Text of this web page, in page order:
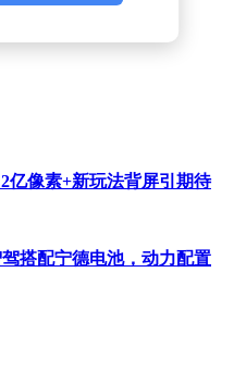
亿像素+新玩法背屏引期待
搭配宁德电池，动力配置